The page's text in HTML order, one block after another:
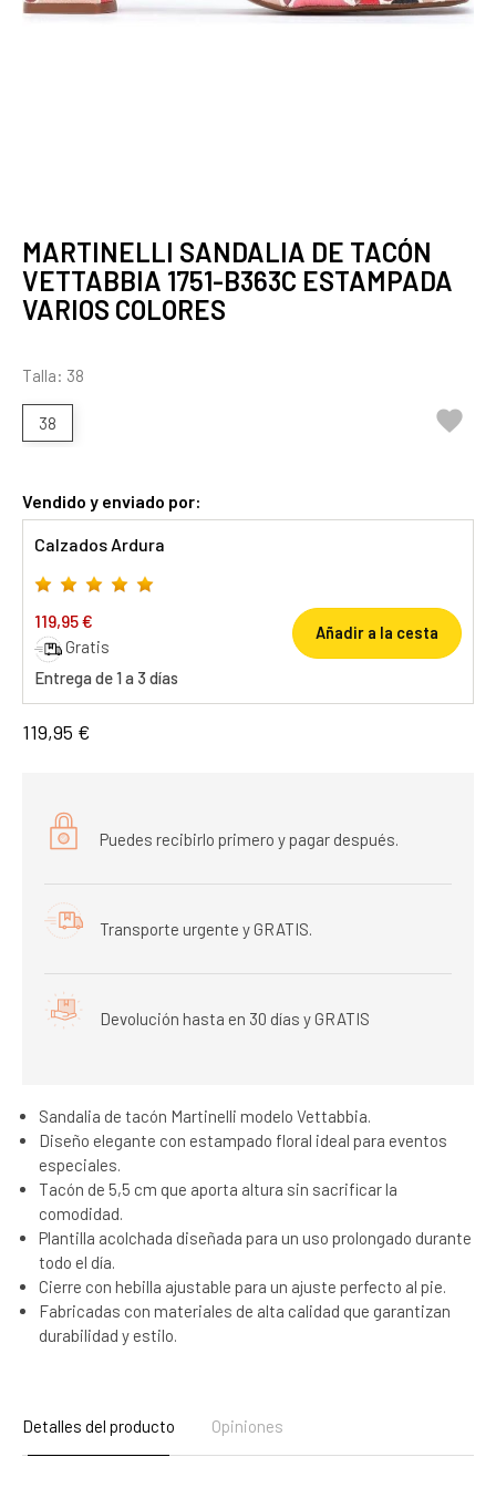
MARTINELLI SANDALIA DE TACÓN
VETTABBIA 1751-B363C ESTAMPADA
VARIOS COLORES
Talla: 38
38 
Vendido y enviado por:
Calzados Ardura
119,95 €
Gratis
Entrega de 1 a 3 días
Añadir a la cesta
119,95 €
Puedes recibirlo primero y pagar después.
Transporte urgente y GRATIS.
Devolución hasta en 30 días y GRATIS
Sandalia de tacón Martinelli modelo Vettabbia.
Diseño elegante con estampado floral ideal para eventos
especiales.
Tacón de 5,5 cm que aporta altura sin sacrificar la
comodidad.
Plantilla acolchada diseñada para un uso prolongado durante
todo el día.
Cierre con hebilla ajustable para un ajuste perfecto al pie.
Fabricadas con materiales de alta calidad que garantizan
durabilidad y estilo.
Detalles del producto Opiniones